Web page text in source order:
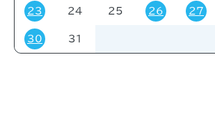
対象者
すべて
23 24 25 26 27
30 31